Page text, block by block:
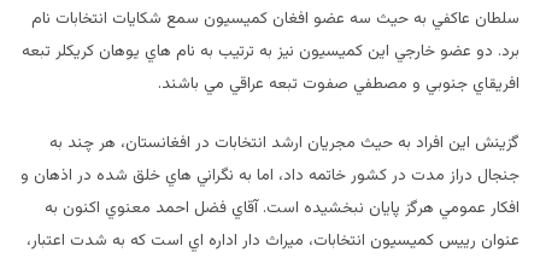
سلطان عاكفي به حيث سه عضو افغان كميسيون سمع شكايات انتخابات نام
برد. دو عضو خارجي اين كميسيون نيز به ترتيب به نام هاي يوهان كريكلر تبعه
افريقاي جنوبي و مصطفي صفوت تبعه عراقي مي باشند.
گزينش اين افراد به حيث مجريان ارشد انتخابات در افغانستان، هر چند به
جنجال دراز مدت در كشور خاتمه داد، اما به نگراني هاي خلق شده در اذهان و
افكار عمومي هرگز پايان نبخشيده است. آقاي فضل احمد معنوي اكنون به
عنوان رييس كميسيون انتخابات، ميراث دار اداره اي است كه به شدت اعتبار،